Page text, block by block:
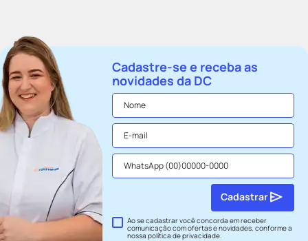
Cadastre-se e receba as
novidades da DC
Ao se cadastrar você concorda em receber
comunicação com ofertas e novidades, conforme a
nossapolítica de privacidade.
Cadastrar